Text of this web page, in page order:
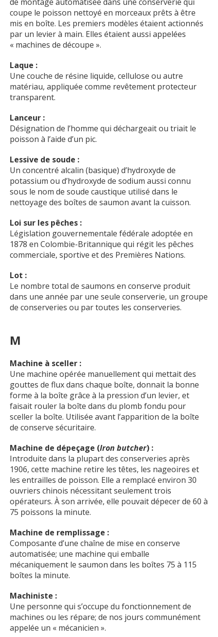
coupe le poisson nettoyé en morceaux prêts à être
mis en boîte. Les premiers modèles étaient actionnés
par un levier à main. Elles étaient aussi appelées
« machines de découpe ».
Laque :
Une couche de résine liquide, cellulose ou autre
matériau, appliquée comme revêtement protecteur
transparent.
Lanceur :
Désignation de l’homme qui déchargeait ou triait le
poisson à l’aide d’un pic.
Lessive de soude :
Un concentré alcalin (basique) d’hydroxyde de
potassium ou d’hydroxyde de sodium aussi connu
sous le nom de soude caustique utilisé dans le
nettoyage des boîtes de saumon avant la cuisson.
Loi sur les pêches :
Législation gouvernementale fédérale adoptée en
1878 en Colombie-Britannique qui régit les pêches
commerciale, sportive et des Premières Nations.
Lot :
Le nombre total de saumons en conserve produit
dans une année par une seule conserverie, un groupe
de conserveries ou par toutes les conserveries.
M
Machine à sceller :
Une machine opérée manuellement qui mettait des
gouttes de flux dans chaque boîte, donnait la bonne
forme à la boîte grâce à la pression d’un levier, et
faisait rouler la boîte dans du plomb fondu pour
sceller la boîte. Utilisée avant l’apparition de la boîte
de conserve sécuritaire.
Machine de dépeçage (Iron butcher) :
Introduite dans la plupart des conserveries après
1906, cette machine retire les têtes, les nageoires et
les entrailles de poisson. Elle a remplacé environ 30
ouvriers chinois nécessitant seulement trois
opérateurs. À son arrivée, elle pouvait dépecer de 60 à
75 poissons la minute.
Machine de remplissage :
Composante d’une chaîne de mise en conserve
automatisée; une machine qui emballe
mécaniquement le saumon dans les boîtes 75 à 115
boîtes la minute.
Machiniste :
Une personne qui s’occupe du fonctionnement de
machines ou les répare; de nos jours communément
appelée un « mécanicien ».